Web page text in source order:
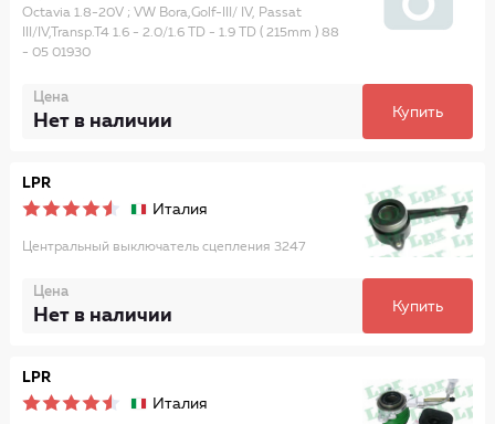
Octavia 1.8-20V ; VW Bora,Golf-III/ IV, Passat
III/IV,Transp.T4 1.6 - 2.0/1.6 TD - 1.9 TD ( 215mm ) 88
- 05 01930
Цена
Нет в наличии Купить
LPR
Италия
Центральный выключатель сцепления 3247
Цена
Нет в наличии Купить
LPR
Италия